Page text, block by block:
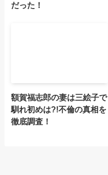
だった！
額賀福志郎の妻は三絵子で
馴れ初めは?!不倫の真相を
徹底調査！